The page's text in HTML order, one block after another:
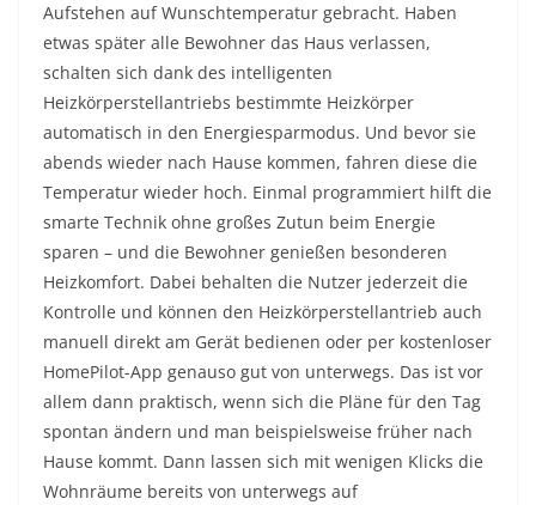
Aufstehen auf Wunschtemperatur gebracht. Haben
etwas später alle Bewohner das Haus verlassen,
schalten sich dank des intelligenten
Heizkörperstellantriebs bestimmte Heizkörper
automatisch in den Energiesparmodus. Und bevor sie
abends wieder nach Hause kommen, fahren diese die
Temperatur wieder hoch. Einmal programmiert hilft die
smarte Technik ohne großes Zutun beim Energie
sparen – und die Bewohner genießen besonderen
Heizkomfort. Dabei behalten die Nutzer jederzeit die
Kontrolle und können den Heizkörperstellantrieb auch
manuell direkt am Gerät bedienen oder per kostenloser
HomePilot-App genauso gut von unterwegs. Das ist vor
allem dann praktisch, wenn sich die Pläne für den Tag
spontan ändern und man beispielsweise früher nach
Hause kommt. Dann lassen sich mit wenigen Klicks die
Wohnräume bereits von unterwegs auf